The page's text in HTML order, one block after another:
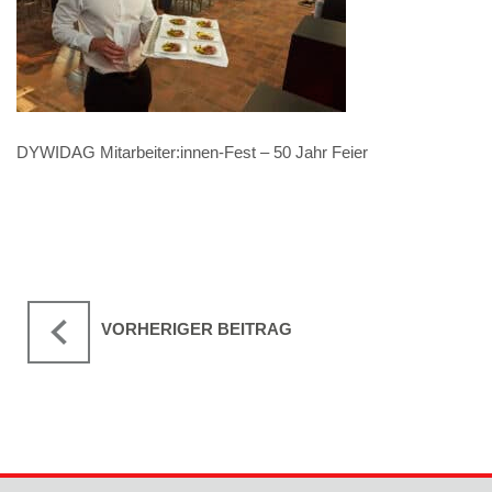
DYWIDAG Mitarbeiter:innen-Fest – 50 Jahr Feier
VORHERIGER BEITRAG